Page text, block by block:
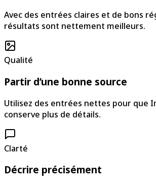
Avec des entrées claires et de bons
résultats sont nettement meilleurs.
Qualité
Partir d’une bonne source
Utilisez des entrées nettes pour que
conserve plus de détails.
Clarté
Décrire précisément